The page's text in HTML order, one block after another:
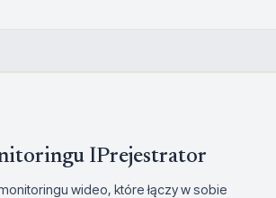
IPrejestrator
wideo, które łączy w sobie